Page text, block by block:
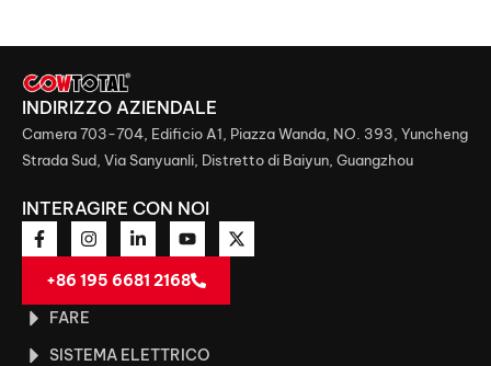
INDIRIZZO AZIENDALE
Camera 703-704, Edificio A1, Piazza Wanda, NO. 393, Yuncheng
Strada Sud, Via Sanyuanli, Distretto di Baiyun, Guangzhou
INTERAGIRE CON NOI
+86 195 6681 2168
FARE
SISTEMA ELETTRICO